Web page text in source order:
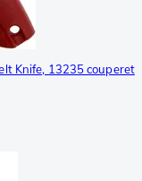
Knife, 13235 couperet